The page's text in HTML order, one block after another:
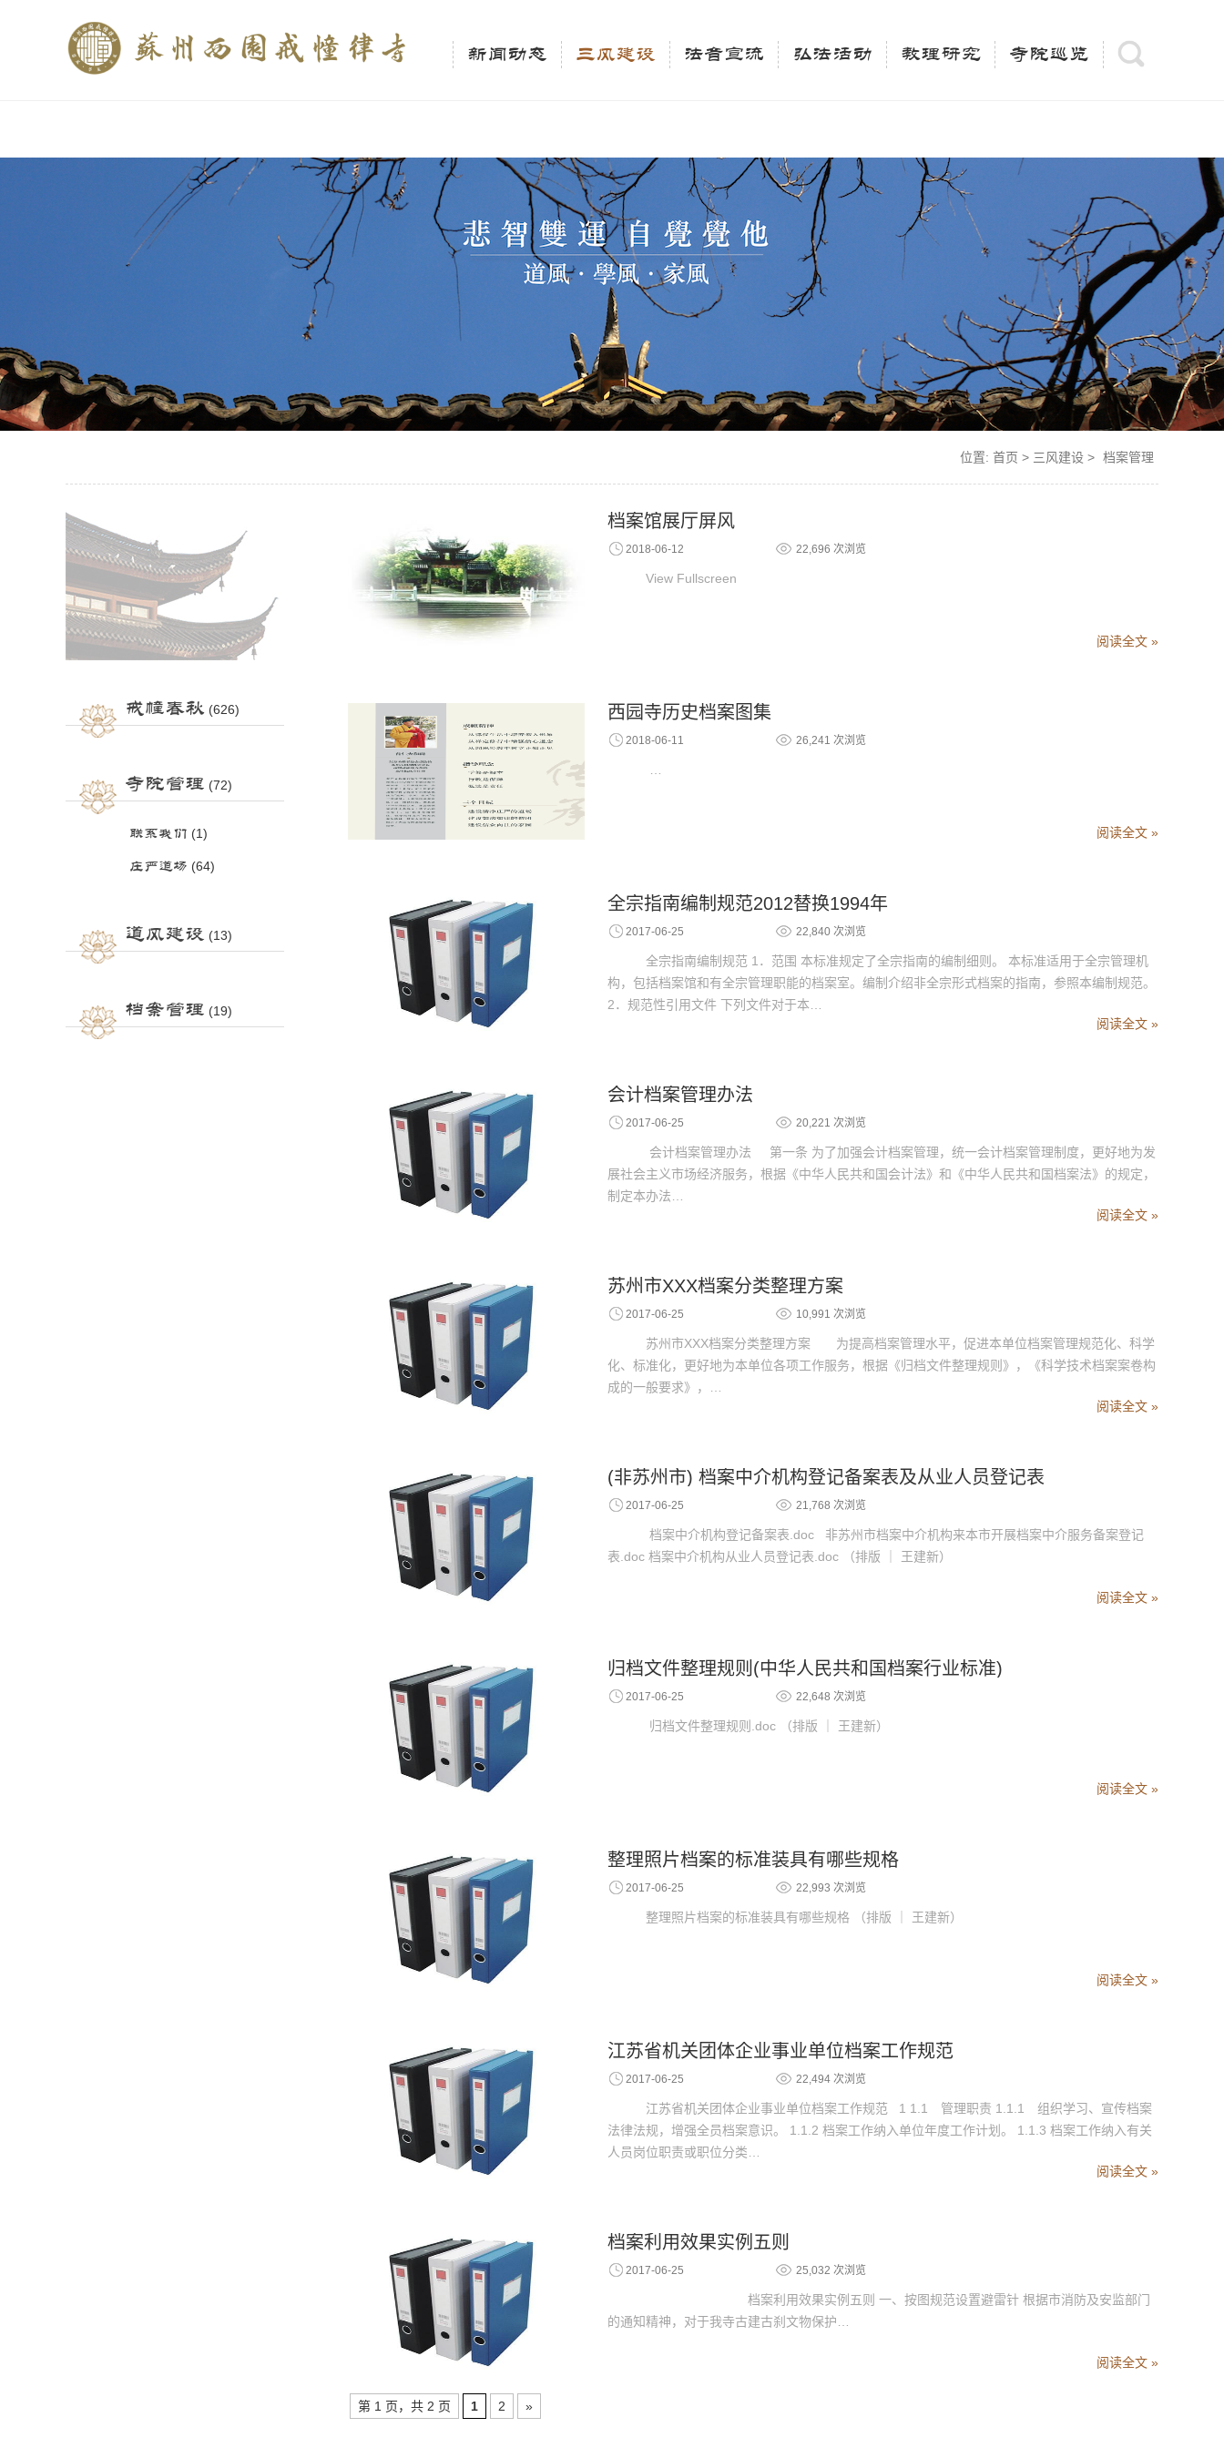
$description = category_description(); } elseif (is_tag()){ $keywords = single_tag_title('', false); $description = tag_description(); } $keywords = trim(strip_tags($keywords)); $description =
trim(strip_tags($description)); ?>
新闻动态 三风建设 法音宣流 弘法活动 教理研究 寺院巡览
位置: 首页 > 三风建设 > 档案管理
戒幢春秋 (626)
寺院管理 (72)
联系我们 (1)
庄严道场 (64)
道风建设 (13)
档案管理 (19)
档案馆展厅屏风
2018-06-12 22,696 次浏览
View Fullscreen
阅读全文 »
西园寺历史档案图集
2018-06-11 26,241 次浏览
阅读全文 »
全宗指南编制规范2012替换1994年​
2017-06-25 22,840 次浏览
全宗指南编制规范 1．范围 本标准规定了全宗指南的编制细则。 本标准适用于全宗管理机
构，包括档案馆和有全宗管理职能的档案室。编制介绍非全宗形式档案的指南，参照本编制规范。
2．规范性引用文件 下列文件对于本…
阅读全文 »
会计档案管理办法
2017-06-25 20,221 次浏览
会计档案管理办法 第一条 为了加强会计档案管理，统一会计档案管理制度，更好地为发
展社会主义市场经济服务，根据《中华人民共和国会计法》和《中华人民共和国档案法》的规定，
制定本办法…
阅读全文 »
苏州市XXX档案分类整理方案
2017-06-25 10,991 次浏览
苏州市XXX档案分类整理方案 为提高档案管理水平，促进本单位档案管理规范化、科学
化、标准化，更好地为本单位各项工作服务，根据《归档文件整理规则》，《科学技术档案案卷构
成的一般要求》，…
阅读全文 »
(非苏州市) 档案中介机构登记备案表及从业人员登记表
2017-06-25 21,768 次浏览
档案中介机构登记备案表.doc 非苏州市档案中介机构来本市开展档案中介服务备案登记
表.doc 档案中介机构从业人员登记表.doc （排版 ｜ 王建新）
阅读全文 »
归档文件整理规则(中华人民共和国档案行业标准)
2017-06-25 22,648 次浏览
归档文件整理规则.doc （排版 ｜ 王建新）
阅读全文 »
整理照片档案的标准装具有哪些规格
2017-06-25 22,993 次浏览
整理照片档案的标准装具有哪些规格 （排版 ｜ 王建新）
阅读全文 »
江苏省机关团体企业事业单位档案工作规范
2017-06-25 22,494 次浏览
江苏省机关团体企业事业单位档案工作规范 1 1.1 管理职责 1.1.1 组织学习、宣传档案
法律法规，增强全员档案意识。 1.1.2 档案工作纳入单位年度工作计划。 1.1.3 档案工作纳入有关
人员岗位职责或职位分类…
阅读全文 »
档案利用效果实例五则
2017-06-25 25,032 次浏览
档案利用效果实例五则 一、按图规范设置避雷针 根据市消防及安监部门
的通知精神，对于我寺古建古刹文物保护…
阅读全文 »
第 1 页，共 2 页 1 2 »